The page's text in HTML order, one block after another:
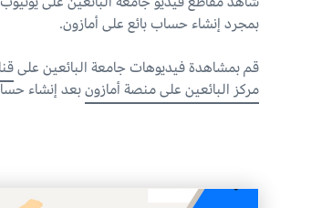
بمجرد إنشاء حساب بائع على أمازون.
قم بمشاهدة فيديوهات جامعة البائعين على
مركز البائعين على منصة أمازونبعد إنشاء